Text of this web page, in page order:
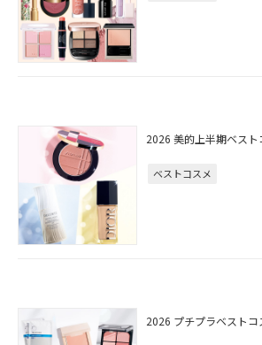
2026 美的上半期ベスト
ベストコスメ
2026 プチプラベストコ